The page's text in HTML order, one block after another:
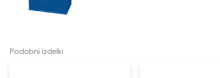
Podobni izdelki